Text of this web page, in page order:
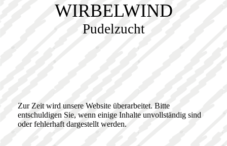
WIRBELWIND
Pudelzucht
Zur Zeit wird unsere Website überarbeitet. Bitte
entschuldigen Sie, wenn einige Inhalte unvollständig sind
oder fehlerhaft dargestellt werden.